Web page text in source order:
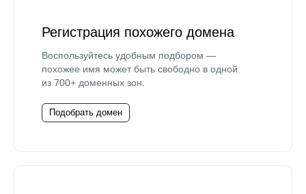
Регистрация похожего домена
Воспользуйтесь удобным подбором —
похожее имя может быть свободно в одной
из 700+ доменных зон.
Подобрать домен